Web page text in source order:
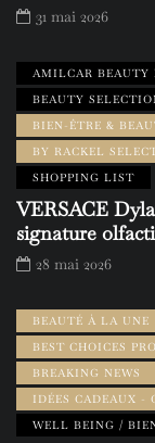
31 mai 2026
AMILCAR BEAUTY
BEAUTY
BIEN-ÊTRE &
BY RACKEL
SHOPPING LIST
VERSACE
signature
28 mai 2026
BEAUTÉ À LA UNE
BEST CHOICES
BREAKING NEWS
IDÉES CADEAUX -
WELL BEING /